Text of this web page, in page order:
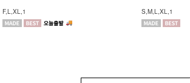
F,L,XL,1 S,M,L,XL,1